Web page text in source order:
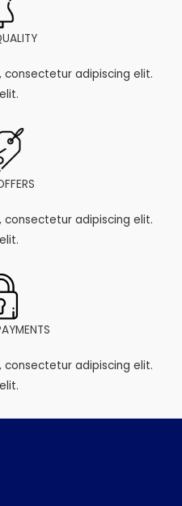
consectetur adipiscing elit.
consectetur adipiscing elit.
consectetur adipiscing elit.